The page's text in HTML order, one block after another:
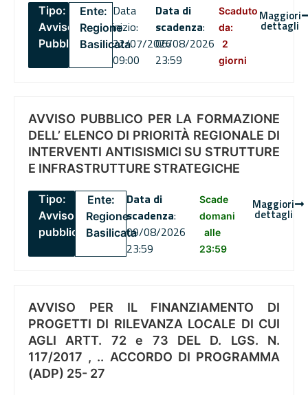
Tipo:
Avviso
Pubblico
Ente:
Regione
Basilicata
Data
inizio:
22/07/2026
09:00
Data di
scadenza:
06/08/2026
23:59
Scaduto
da:
2
giorni
Maggiori
dettagli
AVVISO PUBBLICO PER LA FORMAZIONE
DELL’ ELENCO DI PRIORITÀ REGIONALE DI
INTERVENTI ANTISISMICI SU STRUTTURE
E INFRASTRUTTURE STRATEGICHE
Tipo:
Avviso
pubblico
Ente:
Regione
Basilicata
Data di
scadenza:
09/08/2026
23:59
Scade
domani
alle
23:59
Maggiori
dettagli
AVVISO PER IL FINANZIAMENTO DI
PROGETTI DI RILEVANZA LOCALE DI CUI
AGLI ARTT. 72 e 73 DEL D. LGS. N.
117/2017 , .. ACCORDO DI PROGRAMMA
(ADP) 25- 27